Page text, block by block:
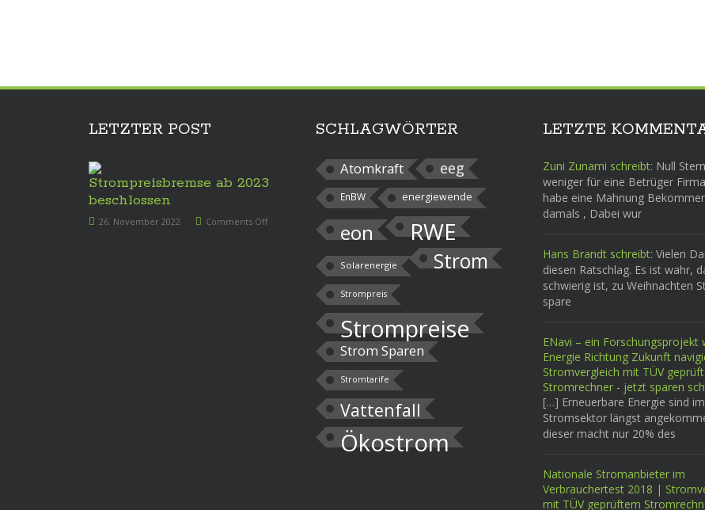
LETZTER POST
Strompreisbremse ab 2023
beschlossen
26. November 2022 Comments Off
SCHLAGWÖRTER
Atomkraft eeg
EnBW energiewende
eon RWE
Solarenergie Strom
Strompreis
Strompreise
Strom Sparen
Stromtarife
Vattenfall
Ökostrom
LETZTE
Zuni Zunami schreibt: Null
weniger für eine Betrüger
habe eine Mahnung
damals , Dabei wur
Hans Brandt schreibt: Vielen
diesen Ratschlag. Es ist wahr,
schwierig ist, zu Weihnachten
spare
ENavi – ein Forschungsprojekt
Energie Richtung Zukunft
Stromvergleich mit TÜV
Stromrechner - jetzt sparen
[…] Erneuerbare Energie sind im
Stromsektor längst
dieser macht nur 20% des
Nationale Stromanbieter im
Verbrauchertest 2018 |
mit TÜV geprüftem